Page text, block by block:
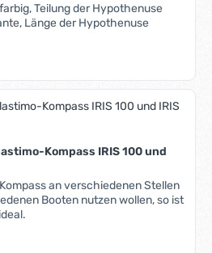
Teilung der Hypothenuse
Länge der Hypothenuse
Kompass IRIS 100 und
an verschiedenen Stellen
Booten nutzen wollen, so ist